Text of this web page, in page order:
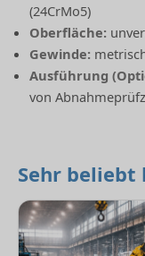
(24CrMo5)
Oberfläche:
Gewinde:
Ausführung
von
Sehr beliebt